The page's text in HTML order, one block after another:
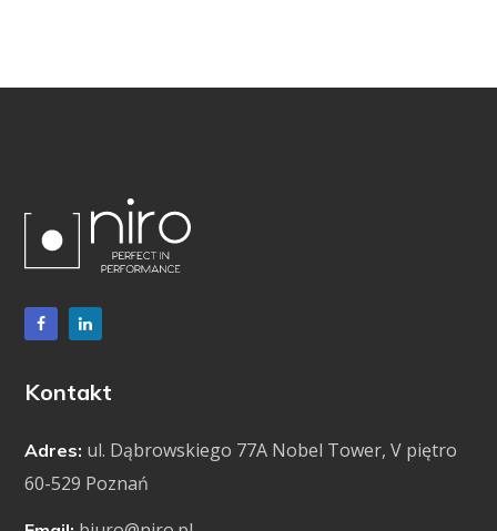
Kontakt
Adres: ul. Dąbrowskiego 77A Nobel Tower, V piętro
60-529 Poznań